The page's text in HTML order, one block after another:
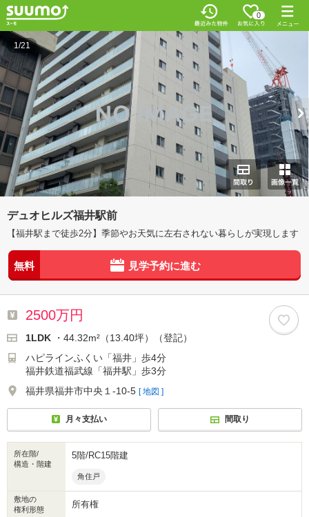
0
1/21
デュオヒルズ福井駅前
【福井駅まで徒歩2分】季節やお天気に左右されない暮らしが実現します
無料 見学予約に進む
2500万円
1LDK
・44.32m²（13.40坪）（登記）
ハピラインふくい「福井」歩4分
福井鉄道福武線「福井駅」歩3分
福井県福井市中央１-10-5 [ 地図 ]
月々支払い 間取り
所在階/
構造・階建
5階/RC15階建
角住戸
敷地の
権利形態
所有権